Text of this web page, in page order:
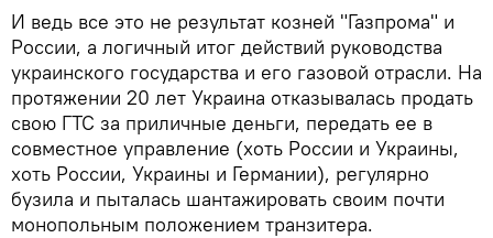
И ведь все это не результат козней "Газпрома" и
России, а логичный итог действий руководства
украинского государства и его газовой отрасли. На
протяжении 20 лет Украина отказывалась продать
свою ГТС за приличные деньги, передать ее в
совместное управление (хоть России и Украины,
хоть России, Украины и Германии), регулярно
бузила и пыталась шантажировать своим почти
монопольным положением транзитера.